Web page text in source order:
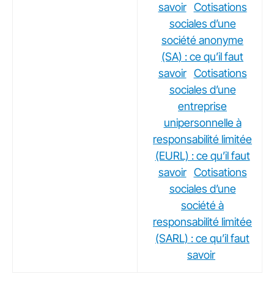
savoir Cotisations
sociales d’une
société anonyme
(SA) : ce qu’il faut
savoir Cotisations
sociales d’une
entreprise
unipersonnelle à
responsabilité limitée
(EURL) : ce qu’il faut
savoir Cotisations
sociales d’une
société à
responsabilité limitée
(SARL) : ce qu’il faut
savoir